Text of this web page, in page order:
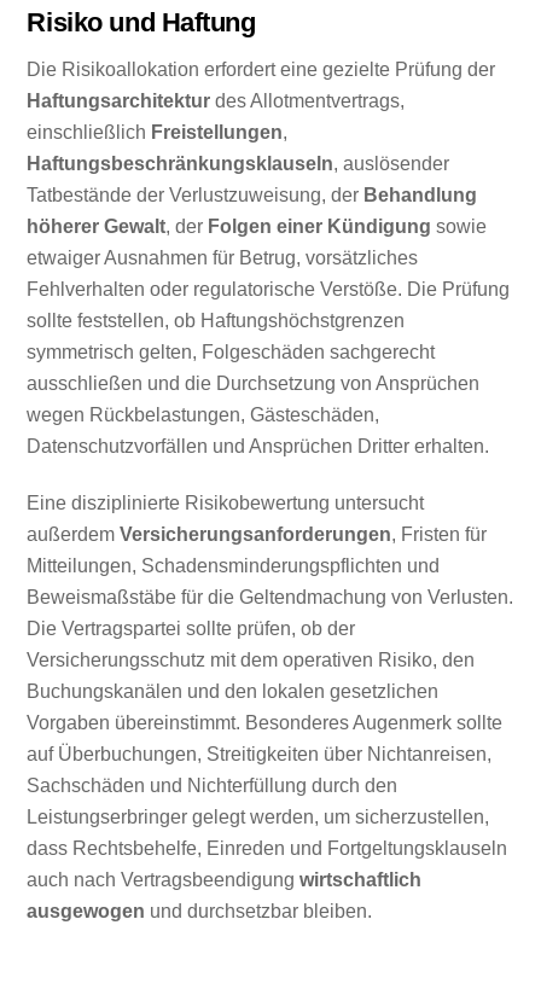
Risiko und Haftung
Die Risikoallokation erfordert eine gezielte Prüfung der
Haftungsarchitektur des Allotmentvertrags,
einschließlich Freistellungen,
Haftungsbeschränkungsklauseln, auslösender
Tatbestände der Verlustzuweisung, der Behandlung
höherer Gewalt, der Folgen einer Kündigung sowie
etwaiger Ausnahmen für Betrug, vorsätzliches
Fehlverhalten oder regulatorische Verstöße. Die Prüfung
sollte feststellen, ob Haftungshöchstgrenzen
symmetrisch gelten, Folgeschäden sachgerecht
ausschließen und die Durchsetzung von Ansprüchen
wegen Rückbelastungen, Gästeschäden,
Datenschutzvorfällen und Ansprüchen Dritter erhalten.
Eine disziplinierte Risikobewertung untersucht
außerdemVersicherungsanforderungen, Fristen für
Mitteilungen, Schadensminderungspflichten und
Beweismaßstäbe für die Geltendmachung von Verlusten.
Die Vertragspartei sollte prüfen, ob der
Versicherungsschutz mit dem operativen Risiko, den
Buchungskanälen und den lokalen gesetzlichen
Vorgaben übereinstimmt. Besonderes Augenmerk sollte
auf Überbuchungen, Streitigkeiten über Nichtanreisen,
Sachschäden und Nichterfüllung durch den
Leistungserbringer gelegt werden, um sicherzustellen,
dass Rechtsbehelfe, Einreden und Fortgeltungsklauseln
auch nach Vertragsbeendigungwirtschaftlich
ausgewogen und durchsetzbar bleiben.